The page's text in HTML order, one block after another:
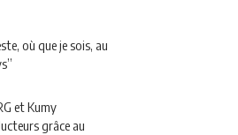
où que je sois, au
et Kumy
grâce au